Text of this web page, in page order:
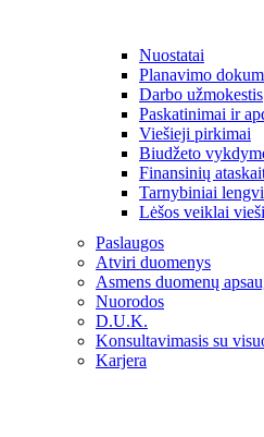
Nuostatai
Planavimo
Darbo užmokestis
Paskatinimai ir
Viešieji pirkimai
Biudžeto
Finansinių
Tarnybiniai
Lėšos veiklai
Paslaugos
Atviri duomenys
Asmens duomenų
Nuorodos
D.U.K.
Konsultavimasis su
Karjera